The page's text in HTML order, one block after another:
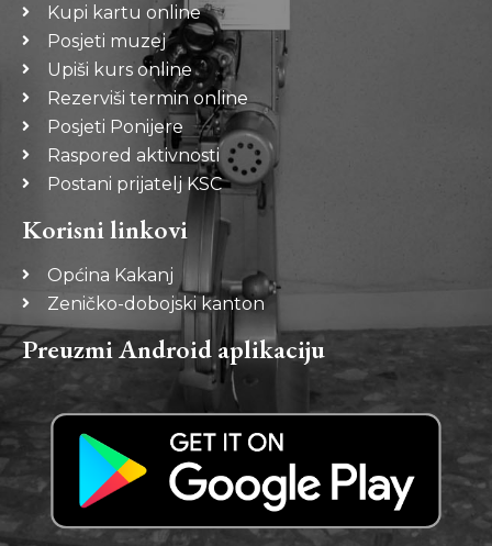
Kupi kartu online
Posjeti muzej
Upiši kurs online
Rezerviši termin online
Posjeti Ponijere
Raspored aktivnosti
Postani prijatelj KSC
Korisni linkovi
Općina Kakanj
Zeničko-dobojski kanton
Preuzmi Android aplikaciju